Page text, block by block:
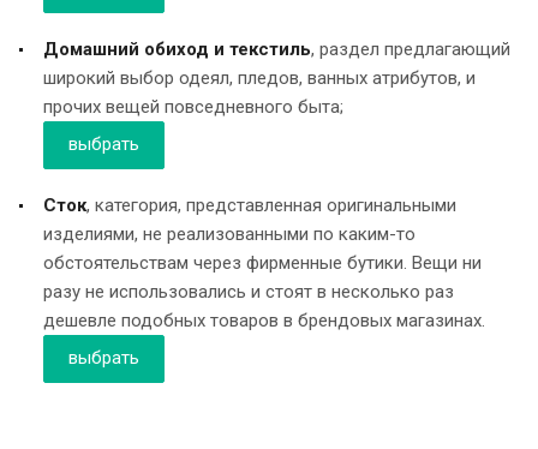
Домашний обиход и текстиль, раздел предлагающий
широкий выбор одеял, пледов, ванных атрибутов, и
прочих вещей повседневного быта;
выбрать
Сток, категория, представленная оригинальными
изделиями, не реализованными по каким-то
обстоятельствам через фирменные бутики. Вещи ни
разу не использовались и стоят в несколько раз
дешевле подобных товаров в брендовых магазинах.
выбрать